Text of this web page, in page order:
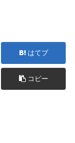
はてブ
コピー